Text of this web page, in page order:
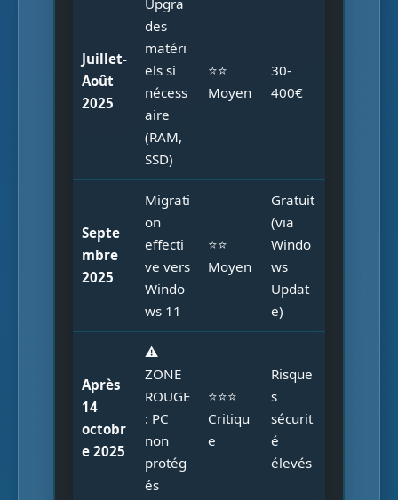
Juillet-
Août
2025
Upgra
des
matéri
els si
nécess
aire
(RAM,
SSD)
⭐⭐
Moyen
30-
400€
Septe
mbre
2025
Migrati
on
effecti
ve vers
Windo
ws 11
⭐⭐
Moyen
Gratuit
(via
Windo
ws
Updat
e)
Après
14
octobr
e 2025
⚠️
ZONE
ROUGE
: PC
non
protég
és
⭐⭐⭐
Critiqu
e
Risque
s
sécurit
é
élevés